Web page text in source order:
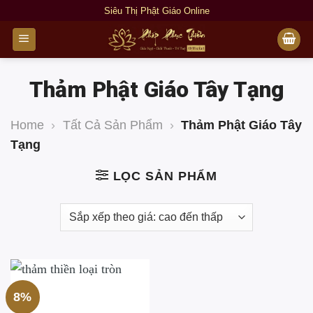
qua
nội
Siêu Thị Phật Giáo Online
Thảm Phật Giáo Tây Tạng
Home › Tất Cả Sản Phẩm › Thảm Phật Giáo Tây
Tạng
LỌC SẢN PHẨM
8%